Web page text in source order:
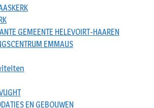
GEMEENTE HELEVOIRT-HAAREN
EMMAUS
EN GEBOUWEN